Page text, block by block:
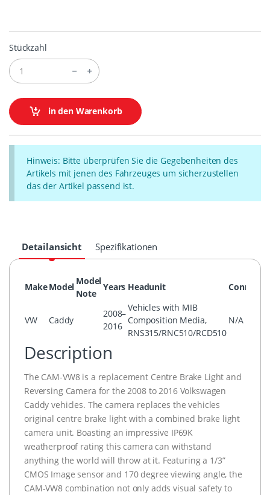
Stückzahl
in den Warenkorb
Hinweis: Bitte überprüfen Sie die Gegebenheiten des
Artikels mit jenen des Fahrzeuges um sicherzustellen
das der Artikel passend ist.
Detailansicht Spezifikationen
MakeModel
Model
Note
Years Headunit
VW Caddy
2008–
2016
Vehicles with MIB
Composition Media,
RNS315/RNC510/RCD510
N/A
Description
The CAM-VW8 is a replacement Centre Brake Light and
Reversing Camera for the 2008 to 2016 Volkswagen
Caddy vehicles. The camera replaces the vehicles
original centre brake light with a combined brake light
camera unit. Boasting an impressive IP69K
weatherproof rating this camera can withstand
anything the world will throw at it. Featuring a 1/3”
CMOS Image sensor and 170 degree viewing angle, the
CAM-VW8 combination not only adds visual safety to